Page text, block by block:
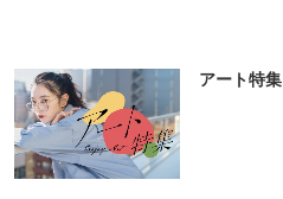
アート特集